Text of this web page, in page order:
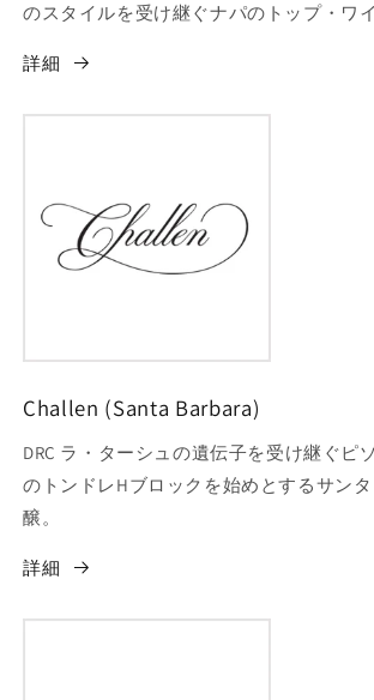
のスタイルを受け継ぐナパのトップ・ワイ
詳細
Challen (Santa Barbara)
DRC ラ・ターシュの遺伝子を受け継ぐピ
のトンドレHブロックを始めとするサン
醸。
詳細